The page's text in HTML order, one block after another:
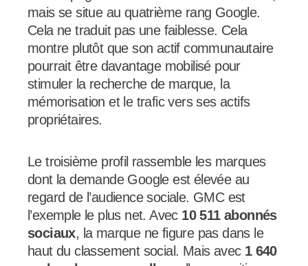
mais se situe au quatrième rang Google.
Cela ne traduit pas une faiblesse. Cela
montre plutôt que son actif communautaire
pourrait être davantage mobilisé pour
stimuler la recherche de marque, la
mémorisation et le trafic vers ses actifs
propriétaires.
Le troisième profil rassemble les marques
dont la demande Google est élevée au
regard de l’audience sociale. GMC est
l’exemple le plus net. Avec 10 511 abonnés
sociaux, la marque ne figure pas dans le
haut du classement social. Mais avec 1 640